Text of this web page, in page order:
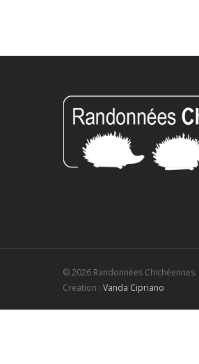
© 2026 Randonnées Chichéennes.
Création : Vanda Cipriano